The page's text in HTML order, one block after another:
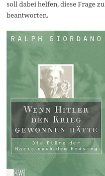
soll dabei helfen, diese Frage zu
beantworten.